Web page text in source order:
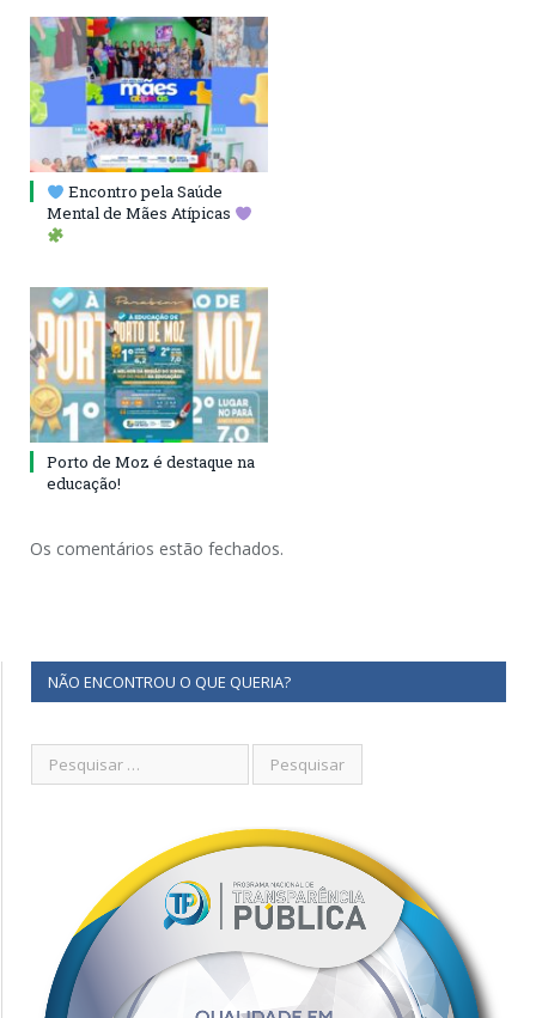
Encontro pela Saúde
Mental de Mães Atípicas
Porto de Moz é destaque na
educação!
Os comentários estão fechados.
NÃO ENCONTROU O QUE QUERIA?